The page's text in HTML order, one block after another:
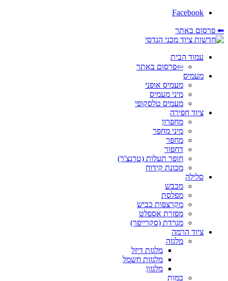
Facebook
⬅ פרסום באתר
עמוד הבית
⇦פרסום באתר
מעמיס
מעמיס אופני
מיני מעמיס
מעמיס טלסקופי
ציוד חפירה
מחפרון
מיני מחפר
מחפר
דחפור
חופר תעלות (טרנצ'ר)
מכונת קידוח
סלילה
מכבש
מפלסת
מקרצפות כביש
מפזרת אספלט
מגרדת (סקרייפר)
ציוד הרמה
מלגזה
מלגזת דיזל
מלגזות חשמל
מלגזון
במות